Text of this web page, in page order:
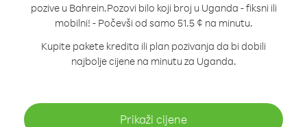
pozive u Bahrein.Pozovi bilo koji broj u Uganda - fiksni ili
mobilni! - Počevši od samo 51.5 ¢ na minutu.
Kupite pakete kredita ili plan pozivanja da bi dobili
najbolje cijene na minutu za Uganda.
Prikaži cijene